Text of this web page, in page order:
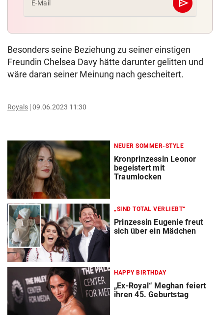
E-Mail send
Abschicken
Besonders seine Beziehung zu seiner einstigen
Freundin Chelsea Davy hätte darunter gelitten und
wäre daran seiner Meinung nach gescheitert.
Royals 09.06.2023 11:30
NEUER SOMMER-STYLE
Kronprinzessin Leonor
begeistert mit
Traumlocken
„SIND TOTAL VERLIEBT“
Prinzessin Eugenie freut
sich über ein Mädchen
HAPPY BIRTHDAY
„Ex-Royal“ Meghan feiert
ihren 45. Geburtstag